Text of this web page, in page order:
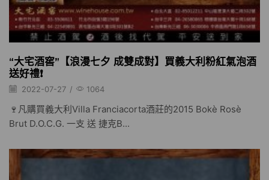
“大宅酒窖”【浪漫七夕 成雙成對】買義大利粉紅氣泡酒
送好禮❗️
2022-07-27 / 1064
🍷凡購買義大利Villa Franciacorta酒莊的2015 Bokè Rosè
Brut D.O.C.G. 一支 送 捷克B...